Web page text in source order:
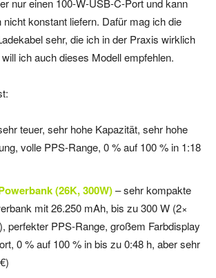
nur einen 100-W-USB-C-Port und kann
konstant liefern. Dafür mag ich die
sehr, die ich in der Praxis wirklich
ich auch dieses Modell empfehlen.
teuer, sehr hohe Kapazität, sehr hohe
volle PPS-Range, 0 % auf 100 % in 1:18
(26K, 300W)– sehr kompakte
mit 26.250 mAh, bis zu 300 W (2×
perfekter PPS-Range, großem Farbdisplay
0 % auf 100 % in bis zu 0:48 h, aber sehr